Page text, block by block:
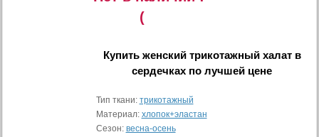
(
Купить женский трикотажный халат в
сердечках по лучшей цене
Тип ткани: трикотажный
Материал: хлопок+эластан
Сезон: весна-осень